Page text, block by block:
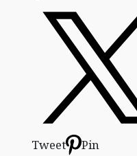
Tweet Pin